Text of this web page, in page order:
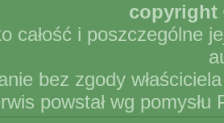
copyright
całość i poszczególne
bez zgody
powstał wg